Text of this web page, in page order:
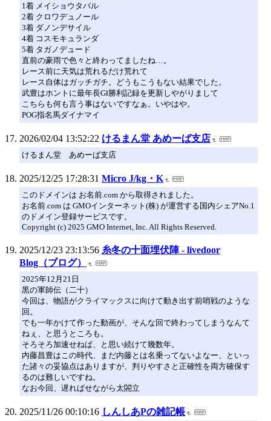
1着 メイショウタバル
2着 クロワデュノール
3着 ダノンデサイル
4着 コスモキュランダ
5着 タガノデュード
直前の豪雨で色々と終わってましたね…。
レース前に天気は荒れるだけ荒れて
レース自体はガッチガチ。どうもこうもない結果でした。
武豊はホントに最年長GⅠ勝利記録を更新しやがりまして
こちらも何も言う事はないですなぁ。いやはや。
POG指名馬ダイナマイ
2026/02/04 13:52:22 けるまん堂 あめーば支店
けるまん堂 あめーば支店
2025/12/25 17:28:31 Micro J/kg・K
このドメインは お名前.com から取得されました。
お名前.com は GMOインターネット(株) が運営する国内シェアNo.1
のドメイン登録サービスです。
Copyright (c) 2025 GMO Internet, Inc. All Rights Reserved.
2025/12/23 23:13:56 糸冬の十面埋伏陣 - livedoor
Blog（ブログ）
2025年12月21日
黒の軍師伝（二十）
今回は、物語がクライマックスに向けて動き出す前哨戦のような
回。
でも一年かけて作った動画が、そんな回で終わってしまうなんて
ねぇ、と思うところも。
そろそろ加速せねば、と思い続けて幾数年。
内藤昌豊はこの時代、まだ内藤とは名乗ってないよなー、といっ
た諸々の妥協点はありますが、判りやすさと正確性を両方確保す
るのは難しいですね。
なお今回、遅ればせながら太閤立
2025/11/26 00:10:16 しんしあPの雑記帳